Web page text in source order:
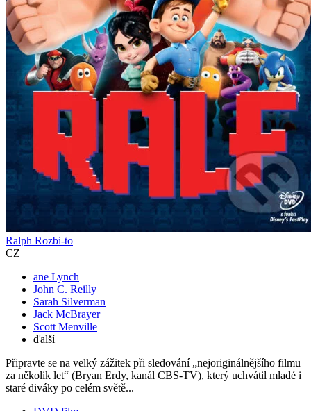
Ralph Rozbi-to
CZ
ane Lynch
John C. Reilly
Sarah Silverman
Jack McBrayer
Scott Menville
ďalší
Připravte se na velký zážitek při sledování „nejoriginálnějšího filmu
za několik let“ (Bryan Erdy, kanál CBS-TV), který uchvátil mladé i
staré diváky po celém světě...